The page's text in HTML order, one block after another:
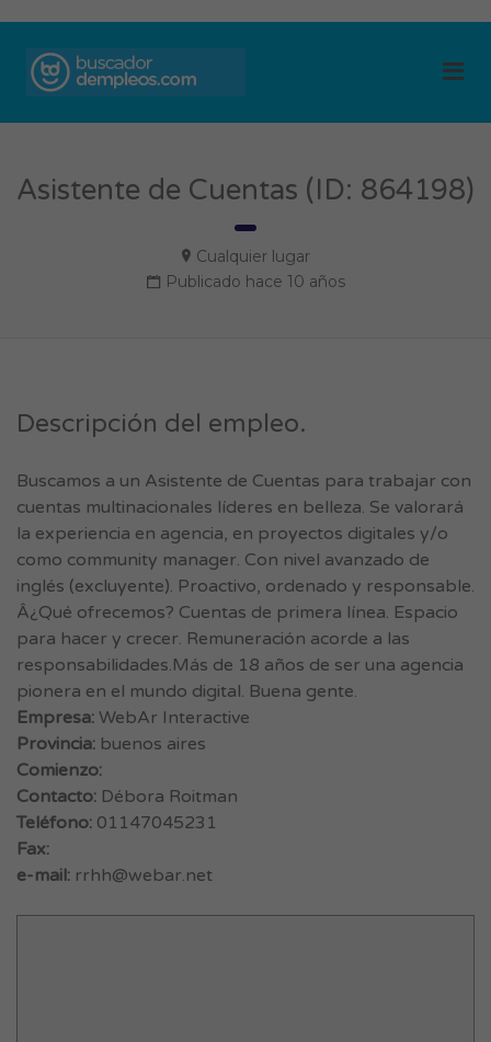
Asistente de Cuentas (ID: 864198)
Cualquier lugar
Publicado hace 10 años
Descripción del empleo.
Buscamos a un Asistente de Cuentas para trabajar con
cuentas multinacionales líderes en belleza. Se valorará
la experiencia en agencia, en proyectos digitales y/o
como community manager. Con nivel avanzado de
inglés (excluyente). Proactivo, ordenado y responsable.
Â¿Qué ofrecemos? Cuentas de primera línea. Espacio
para hacer y crecer. Remuneración acorde a las
responsabilidades.Más de 18 años de ser una agencia
pionera en el mundo digital. Buena gente.
Empresa: WebAr Interactive
Provincia: buenos aires
Comienzo:
Contacto: Débora Roitman
Teléfono: 01147045231
Fax:
e-mail: rrhh@webar.net